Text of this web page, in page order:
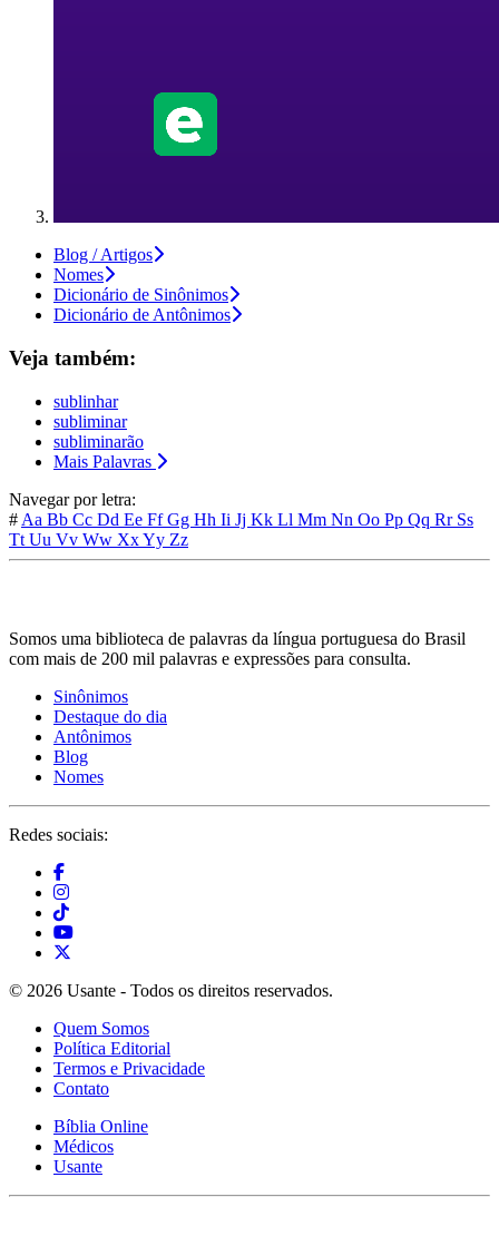
Blog / Artigos
Nomes
Dicionário de Sinônimos
Dicionário de Antônimos
Veja também:
sublinhar
subliminar
subliminarão
Mais Palavras
Navegar por letra:
# Aa Bb Cc Dd Ee FfGg Hh Ii Jj Kk Ll Mm Nn Oo Pp Qq Rr Ss
Tt Uu Vv Ww XxYy Zz
Somos uma biblioteca de palavras da língua portuguesa do Brasil
com mais de 200 mil palavras e expressões para consulta.
Sinônimos
Destaque do dia
Antônimos
Blog
Nomes
Redes sociais:
© 2026 Usante - Todos os direitos reservados.
Quem Somos
Política Editorial
Termos e Privacidade
Contato
Bíblia Online
Médicos
Usante